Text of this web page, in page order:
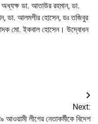
অধ্যক্ষ ডা. আতাউর রহমান, ডা.
ডা. আলমগীর হোসেন, ডঃ তজিবুর
মো. ইকবাল হোসেন। উদ্বোধন
Next:
৯ আওয়ামী লীগের নেতাকর্মীকে বিদেশ